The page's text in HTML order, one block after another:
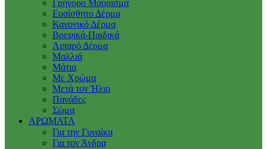
Γρήγορο Μαύρισμα
Ευαίσθητο Δέρμα
Κανονικό Δέρμα
Βρεφικά-Παιδικά
Λιπαρό Δέρμα
Μαλλιά
Μάτια
Με Χρώμα
Μετά τον Ήλιο
Πανάδες
Σώμα
ΑΡΩΜΑΤΑ
Για την Γυναίκα
Για τον Άνδρα